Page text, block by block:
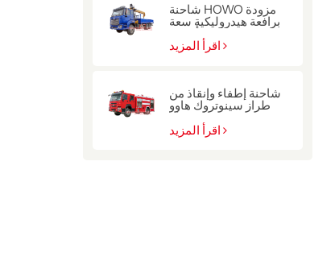
شاحنة HOWO مزودة
برافعة هيدروليكية سعة
اقرأ المزيد
شاحنة إطفاء وإنقاذ من
طراز سينوتروك هاوو
للشرطة
اقرأ المزيد